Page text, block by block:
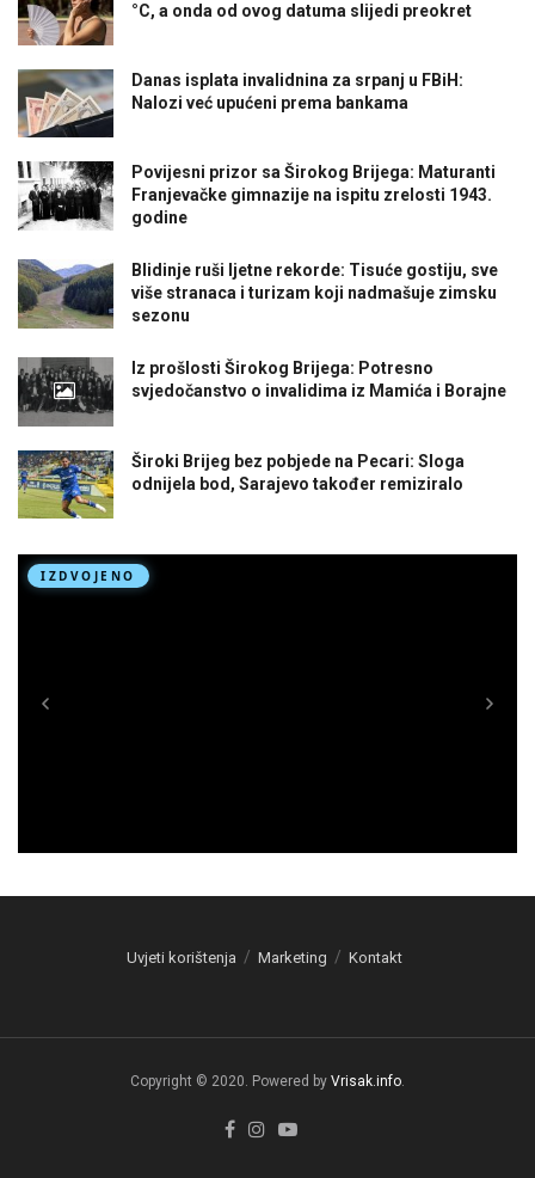
°C, a onda od ovog datuma slijedi preokret
Danas isplata invalidnina za srpanj u FBiH:
Nalozi već upućeni prema bankama
Povijesni prizor sa Širokog Brijega: Maturanti
Franjevačke gimnazije na ispitu zrelosti 1943.
godine
Blidinje ruši ljetne rekorde: Tisuće gostiju, sve
više stranaca i turizam koji nadmašuje zimsku
sezonu
Iz prošlosti Širokog Brijega: Potresno
svjedočanstvo o invalidima iz Mamića i Borajne
Široki Brijeg bez pobjede na Pecari: Sloga
odnijela bod, Sarajevo također remiziralo
Uvjeti korištenja Marketing Kontakt
Copyright © 2020. Powered by Vrisak.info